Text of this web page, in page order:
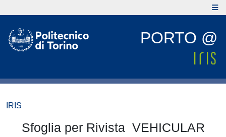
PORTO @
IRIS
Sfoglia per Rivista VEHICULAR